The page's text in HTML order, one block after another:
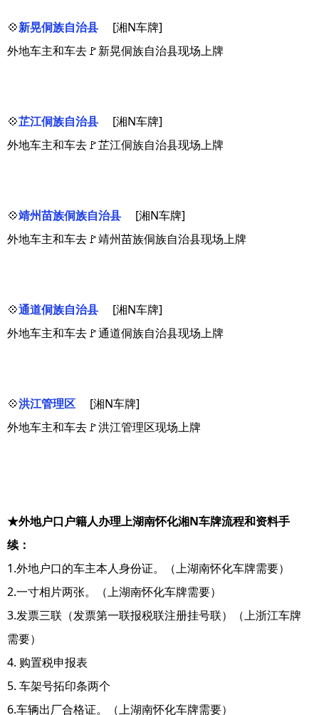
💠新晃侗族自治县
[湘N车牌]
外地车主和车去🚩新晃侗族自治县现场上牌
💠芷江侗族自治县
[湘N车牌]
外地车主和车去🚩芷江侗族自治县现场上牌
💠靖州苗族侗族自治县
[湘N车牌]
外地车主和车去🚩靖州苗族侗族自治县现场上牌
💠通道侗族自治县
[湘N车牌]
外地车主和车去🚩通道侗族自治县现场上牌
💠洪江管理区
[湘N车牌]
外地车主和车去🚩洪江管理区现场上牌
★外地户口户籍人办理上湖南怀化湘N车牌流程和资料手
续：
1.外地户口的车主本人身份证。（上湖南怀化车牌需要）
2.一寸相片两张。（上湖南怀化车牌需要）
3.发票三联（发票第一联报税联注册挂号联）（上浙江车牌
需要）
4. 购置税申报表
5. 车架号拓印条两个
6.车辆出厂合格证。（上湖南怀化车牌需要）